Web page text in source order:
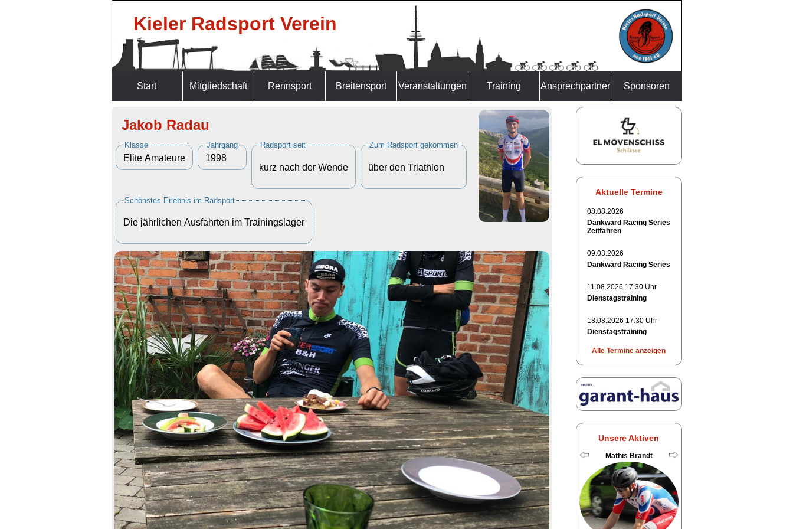
Kieler Radsport Verein
Start Mitgliedschaft Rennsport Breitensport Veranstaltungen Training Ansprechpartner Sponsoren
Jakob Radau
Klasse
Elite Amateure
Jahrgang
1998
Radsport seit
kurz nach der Wende
Zum Radsport gekommen
über den Triathlon
Schönstes Erlebnis im Radsport
Die jährlichen Ausfahrten im Trainingslager
Aktuelle Termine
08.08.2026
Dankward Racing Series
Zeitfahren
09.08.2026
Dankward Racing Series
11.08.2026 17:30 Uhr
Dienstagstraining
18.08.2026 17:30 Uhr
Dienstagstraining
Alle Termine anzeigen
Unsere Aktiven
Mathis Brandt